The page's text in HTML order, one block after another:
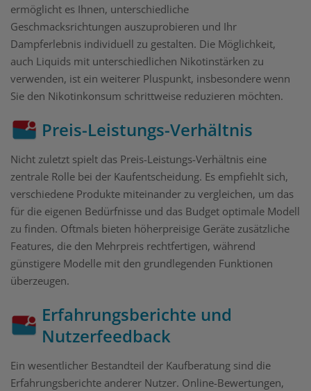
ermöglicht es Ihnen, unterschiedliche
Geschmacksrichtungen auszuprobieren und Ihr
Dampferlebnis individuell zu gestalten. Die Möglichkeit,
auch Liquids mit unterschiedlichen Nikotinstärken zu
verwenden, ist ein weiterer Pluspunkt, insbesondere wenn
Sie den Nikotinkonsum schrittweise reduzieren möchten.
Preis-Leistungs-Verhältnis
Nicht zuletzt spielt das Preis-Leistungs-Verhältnis eine
zentrale Rolle bei der Kaufentscheidung. Es empfiehlt sich,
verschiedene Produkte miteinander zu vergleichen, um das
für die eigenen Bedürfnisse und das Budget optimale Modell
zu finden. Oftmals bieten höherpreisige Geräte zusätzliche
Features, die den Mehrpreis rechtfertigen, während
günstigere Modelle mit den grundlegenden Funktionen
überzeugen.
Erfahrungsberichte und
Nutzerfeedback
Ein wesentlicher Bestandteil der Kaufberatung sind die
Erfahrungsberichte anderer Nutzer. Online-Bewertungen,